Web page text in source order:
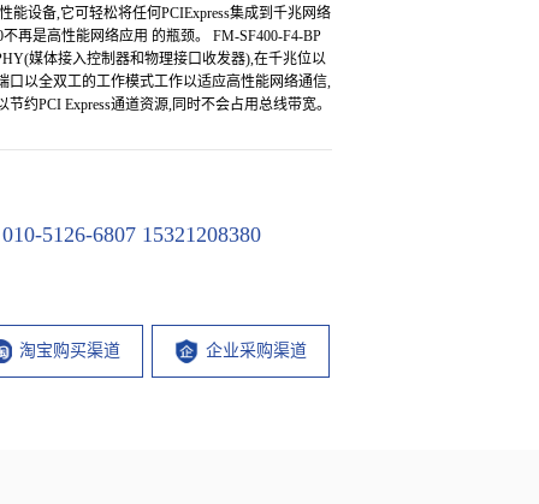
能设备,它可轻松将任何PCIExpress集成到千兆网络
再是高性能网络应用 的瓶颈。 FM-SF400-F4-BP
媒体接入控制器和物理接口收发器),在千兆位以
口以全双工的工作模式工作以适应高性能网络通信,
约PCI Express通道资源,同时不会占用总线带宽。
5126-6807 15321208380
淘宝购买渠道 企业采购渠道